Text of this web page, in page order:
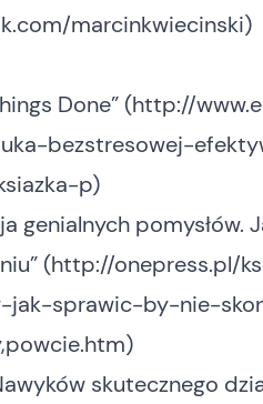
marcinkwiecinski)
Done” (http://
bezstresowej-
p)
genialnych pomysłów.
(http://onepress.pl/
jak-sprawic-by-nie-
)
skutecznego